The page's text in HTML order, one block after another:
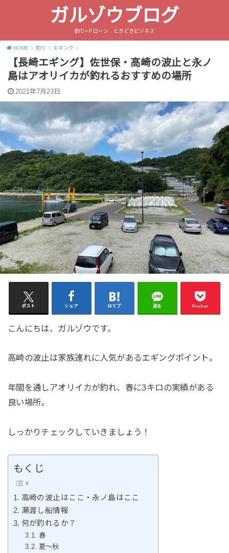
ガルゾウブログ
釣り×ドローン ときどきビジネス
HOME 釣り エギング
【長崎エギング】佐世保・高崎の波止と永ノ
島はアオリイカが釣れるおすすめの場所
2021年7月23日
ポスト シェア はてブ 送る Pocket
こんにちは、ガルゾウです。
高崎の波止は家族連れに人気があるエギングポイント。
年間を通しアオリイカが釣れ、春に3キロの実績がある
良い場所。
しっかりチェックしていきましょう！
もくじ
高崎の波止はここ・永ノ島はここ
瀬渡し船情報
何が釣れるか？
春
夏〜秋